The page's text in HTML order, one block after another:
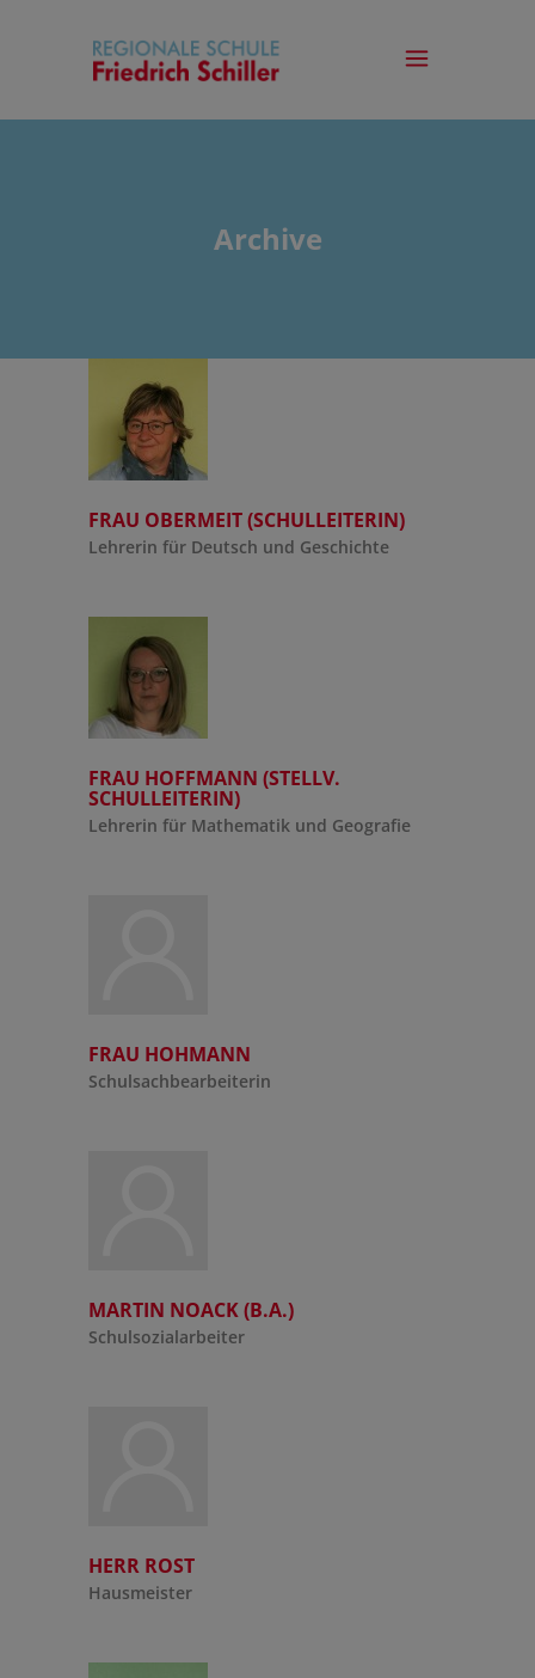
Archive
FRAU OBERMEIT (SCHULLEITERIN)
Lehrerin für Deutsch und Geschichte
FRAU HOFFMANN (STELLV.
SCHULLEITERIN)
Lehrerin für Mathematik und Geografie
FRAU HOHMANN
Schulsachbearbeiterin
MARTIN NOACK (B.A.)
Schulsozialarbeiter
HERR ROST
Hausmeister